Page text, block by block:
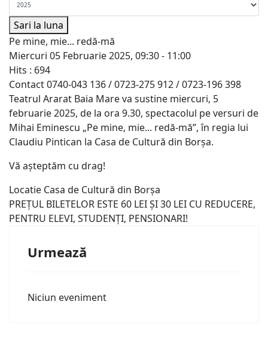
Sari la luna
Pe mine, mie... redă-mă
Miercuri 05 Februarie 2025, 09:30 - 11:00
Hits : 694
Contact0740-043 136 / 0723-275 912 / 0723-196 398
Teatrul Ararat Baia Mare va sustine miercuri, 5
februarie 2025, de la ora 9.30, spectacolul pe versuri de
Mihai Eminescu „Pe mine, mie... redă-mă”, în regia lui
Claudiu Pintican la Casa de Cultură din Borșa.
Vă așteptăm cu drag!
Locatie Casa de Cultură din Borșa
PREȚUL BILETELOR ESTE 60 LEI ȘI 30 LEI CU REDUCERE,
PENTRU ELEVI, STUDENȚI, PENSIONARI!
Urmează
Niciun eveniment